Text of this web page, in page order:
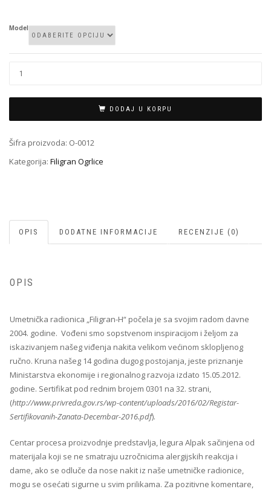
Model
O-
količina
DODAJ U KORPU
Šifra proizvoda: O-0012
Kategorija: Filigran Ogrlice
OPIS DODATNE INFORMACIJE RECENZIJE (0)
OPIS
Umetnička radionica „Filigran-H“ počela je sa svojim radom davne
2004. godine. Vođeni smo sopstvenom inspiracijom i željom za
iskazivanjem našeg viđenja nakita velikom većinom sklopljenog
ručno. Kruna našeg 14 godina dugog postojanja, jeste priznanje
Ministarstva ekonomije i regionalnog razvoja izdato 15.05.2012.
godine. Sertifikat pod rednim brojem 0301 na 32. strani,
(http://www.privreda.gov.rs/wp-content/uploads/2016/02/Registar-
Sertifikovanih-Zanata-Decembar-2016.pdf).
Centar procesa proizvodnje predstavlja, legura Alpak sačinjena od
materijala koji se ne smatraju uzročnicima alergijskih reakcija i
dame, ako se odluče da nose nakit iz naše umetničke radionice,
mogu se osećati sigurne u svim prilikama. Za pozitivne komentare,